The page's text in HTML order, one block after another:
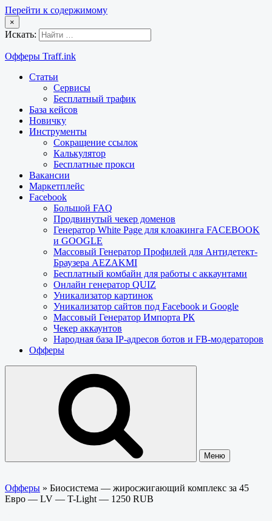
Перейти к содержимому
×
Искать:
Офферы Traff.ink
Статьи
Сервисы
Бесплатный трафик
База кейсов
Новичку
Инструменты
Сокращение ссылок
Калькулятор
Бесплатные прокси
Вакансии
Маркетплейс
Facebook
Большой FAQ
Продвинутый чекер доменов
Генератор White Page для клоакинга FACEBOOK
и GOOGLE
Массовый Генератор Профилей для Антидетект-
Браузера AEZAKMI
Бесплатный комбайн для работы с аккаунтами
Онлайн генератор QUIZ
Уникализатор картинок
Уникализатор сайтов под Facebook и Google
Массовый Генератор Импорта РК
Чекер аккаунтов
Народная база IP-адресов ботов и FB-модераторов
Офферы
Меню
Офферы » Биосистема — жиросжигающий комплекс за 45
Евро — LV — T-Light — 1250 RUB